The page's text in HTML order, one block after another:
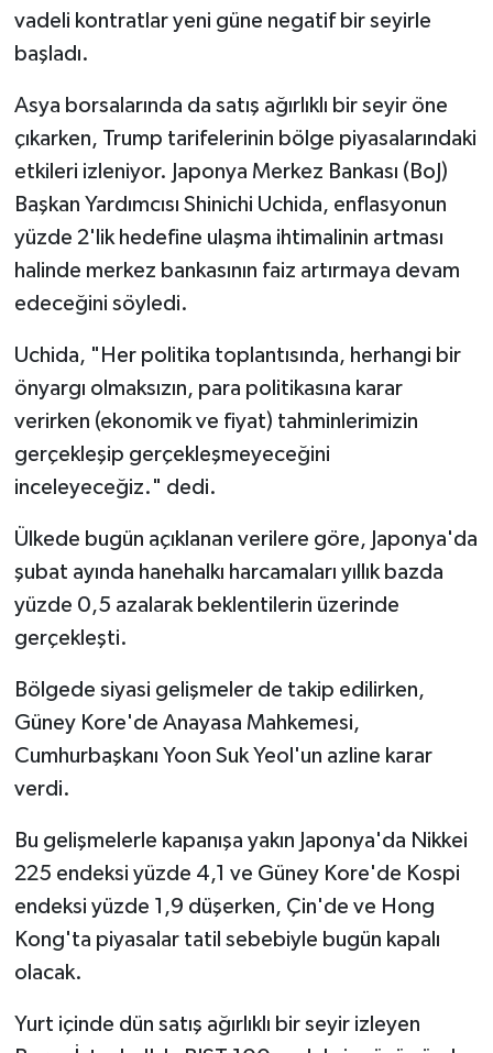
vadeli kontratlar yeni güne negatif bir seyirle
başladı.
Asya borsalarında da satış ağırlıklı bir seyir öne
çıkarken, Trump tarifelerinin bölge piyasalarındaki
etkileri izleniyor. Japonya Merkez Bankası (BoJ)
Başkan Yardımcısı Shinichi Uchida, enflasyonun
yüzde 2'lik hedefine ulaşma ihtimalinin artması
halinde merkez bankasının faiz artırmaya devam
edeceğini söyledi.
Uchida, "Her politika toplantısında, herhangi bir
önyargı olmaksızın, para politikasına karar
verirken (ekonomik ve fiyat) tahminlerimizin
gerçekleşip gerçekleşmeyeceğini
inceleyeceğiz." dedi.
Ülkede bugün açıklanan verilere göre, Japonya'da
şubat ayında hanehalkı harcamaları yıllık bazda
yüzde 0,5 azalarak beklentilerin üzerinde
gerçekleşti.
Bölgede siyasi gelişmeler de takip edilirken,
Güney Kore'de Anayasa Mahkemesi,
Cumhurbaşkanı Yoon Suk Yeol'un azline karar
verdi.
Bu gelişmelerle kapanışa yakın Japonya'da Nikkei
225 endeksi yüzde 4,1 ve Güney Kore'de Kospi
endeksi yüzde 1,9 düşerken, Çin'de ve Hong
Kong'ta piyasalar tatil sebebiyle bugün kapalı
olacak.
Yurt içinde dün satış ağırlıklı bir seyir izleyen